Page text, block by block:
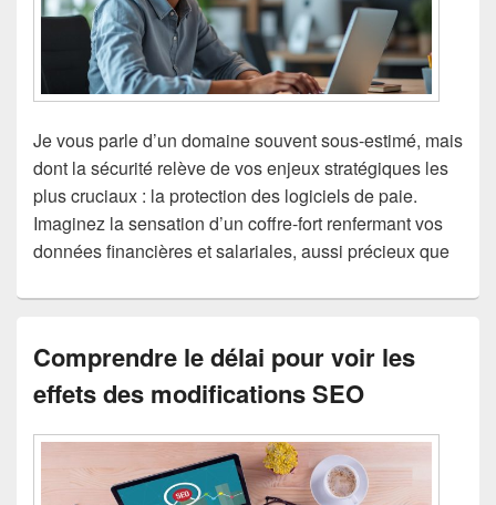
Je vous parle d’un domaine souvent sous-estimé, mais
dont la sécurité relève de vos enjeux stratégiques les
plus cruciaux : la protection des logiciels de paie.
Imaginez la sensation d’un coffre-fort renfermant vos
données financières et salariales, aussi précieux que
Comprendre le délai pour voir les
effets des modifications SEO